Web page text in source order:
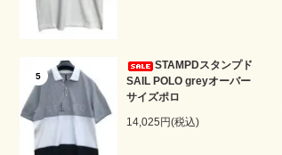
5
STAMPDスタンプド
SAIL POLO greyオーバー
サイズポロ
14,025円(税込)